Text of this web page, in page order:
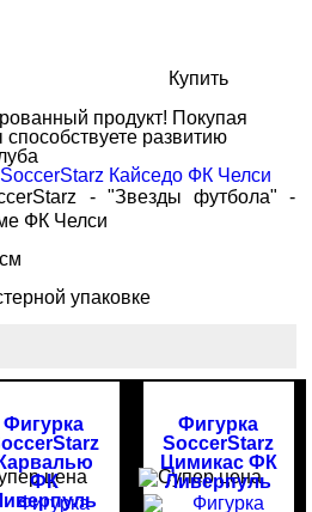
Купить
продукт! Покупая
развитию
- "Звезды футбола" -
ФК Челси
упаковке
Фигурка
Карвалью
ФК
Фигурка
SoccerStarz
Цимикас ФК
Ливерпуль